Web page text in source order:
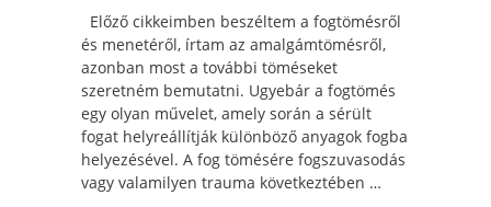
Előző cikkeimben beszéltem a fogtömésről
és menetéről, írtam az amalgámtömésről,
azonban most a további töméseket
szeretném bemutatni. Ugyebár a fogtömés
egy olyan művelet, amely során a sérült
fogat helyreállítják különböző anyagok fogba
helyezésével. A fog tömésére fogszuvasodás
vagy valamilyen trauma következtében …